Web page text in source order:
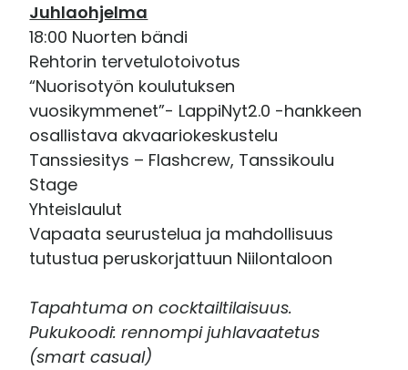
Juhlaohjelma
18:00 Nuorten bändi
Rehtorin tervetulotoivotus
“Nuorisotyön koulutuksen
vuosikymmenet”- LappiNyt2.0 -hankkeen
osallistava akvaariokeskustelu
Tanssiesitys – Flashcrew, Tanssikoulu
Stage
Yhteislaulut
Vapaata seurustelua ja mahdollisuus
tutustua peruskorjattuun Niilontaloon
Tapahtuma on cocktailtilaisuus.
Pukukoodi: rennompi juhlavaatetus
(smart casual)